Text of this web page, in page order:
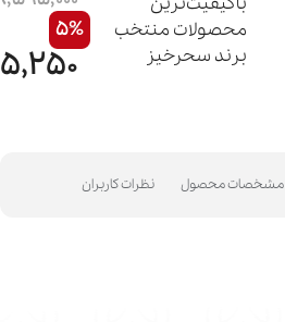
محصولات منتخب
برند سحرخیز
5%
مشخصات محصول نظرات کاربران